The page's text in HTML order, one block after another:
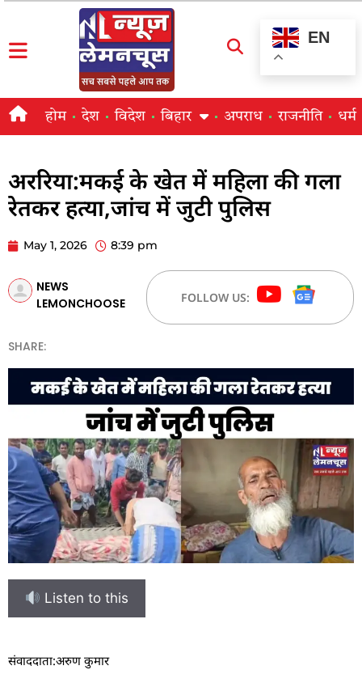
EN
होम देश विदेश बिहार अपराध राजनीति धर्म
अररिया:मकई के खेत में महिला की गला
रेतकर हत्या,जांच में जुटी पुलिस
May 1, 2026 8:39 pm
NEWS
LEMONCHOOSE
FOLLOW US:
SHARE:
Listen to this
संवाददाता:अरुण कुमार